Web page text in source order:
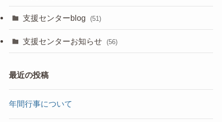
支援センターblog (51)
支援センターお知らせ (56)
最近の投稿
年間行事について